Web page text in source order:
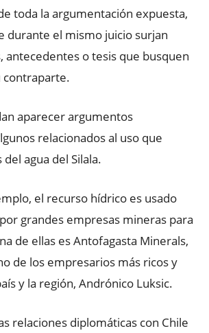
toda la argumentación expuesta,
durante el mismo juicio surjan
antecedentes o tesis que busquen
contraparte.
aparecer argumentos
relacionados al uso que
agua del Silala.
el recurso hídrico es usado
grandes empresas mineras para
de ellas es Antofagasta Minerals,
de los empresarios más ricos y
y la región, Andrónico Luksic.
relaciones diplomáticas con Chile